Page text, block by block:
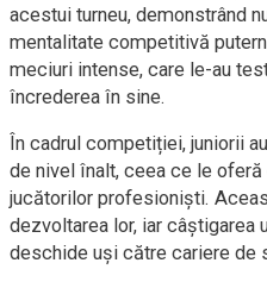
acestui turneu, demonstrând
mentalitate competitivă
meciuri intense, care le-au
încrederea în sine.
În cadrul competiției, juniorii
de nivel înalt, ceea ce le
jucătorilor profesioniști.
dezvoltarea lor, iar câștigarea
deschide uși către cariere de